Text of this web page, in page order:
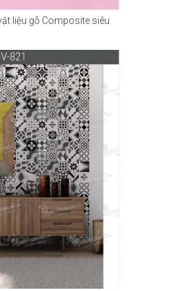
liệu gỗ Composite siêu